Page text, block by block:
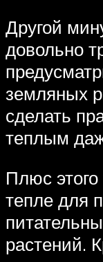
Другой
довольно
земляных
сделать
теплым
Плюс
тепле для
растений.